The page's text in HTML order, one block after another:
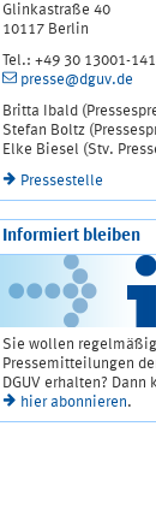
Glinkastraße 40
10117 Berlin
Tel.: +49 30 13001-
presse@dguv.de
Britta Ibald
Stefan Boltz
Elke Biesel (Stv.
Pressestelle
Informiert bleiben
Sie wollen regelmäßig
Pressemitteilungen
DGUV erhalten? Dann
hier abonnieren.